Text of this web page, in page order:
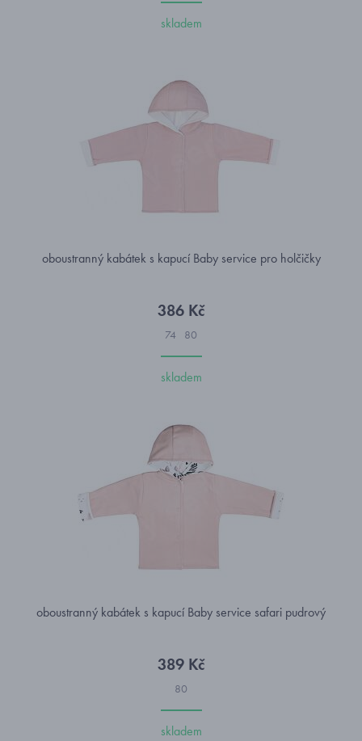
skladem
oboustranný kabátek s kapucí Baby service pro holčičky
386 Kč
74 80
skladem
oboustranný kabátek s kapucí Baby service safari pudrový
389 Kč
80
skladem